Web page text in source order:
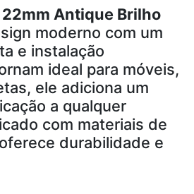
Antique Brilho
moderno com um
e instalação
ideal para móveis,
ele adiciona um
a qualquer
com materiais de
durabilidade e